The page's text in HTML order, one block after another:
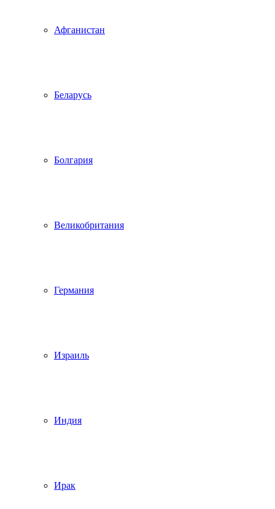
Афганистан
Беларусь
Болгария
Великобритания
Германия
Израиль
Индия
Ирак